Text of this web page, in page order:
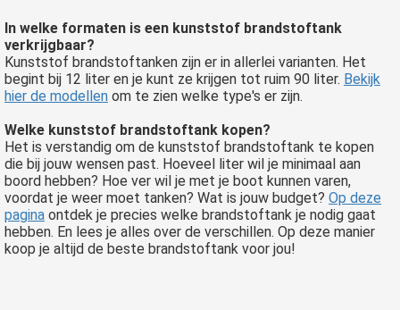
In welke formaten is een kunststof brandstoftank
verkrijgbaar?
Kunststof brandstoftanken zijn er in allerlei varianten. Het
begint bij 12 liter en je kunt ze krijgen tot ruim 90 liter. Bekijk
hier de modellen om te zien welke type's er zijn.
Welke kunststof brandstoftank kopen?
Het is verstandig om de kunststof brandstoftank te kopen
die bij jouw wensen past. Hoeveel liter wil je minimaal aan
boord hebben? Hoe ver wil je met je boot kunnen varen,
voordat je weer moet tanken? Wat is jouw budget? Op deze
pagina ontdek je precies welke brandstoftank je nodig gaat
hebben. En lees je alles over de verschillen. Op deze manier
koop je altijd de beste brandstoftank voor jou!